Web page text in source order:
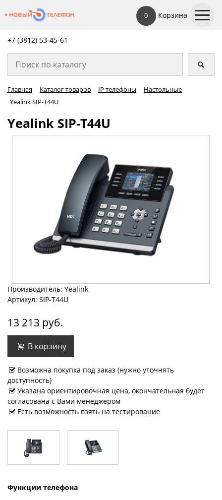
0 Корзина
+7 (3812) 53-45-61
Главная Каталог товаров IP телефоны
Настольные
Yealink SIP-T44U
Yealink SIP-T44U
Производитель: Yealink
Артикул: SIP-T44U
13 213 руб.
В корзину
Возможна покупка под заказ (нужно уточнять
доступность)
Указана ориентировочная цена, окончательная будет
согласована с Вами менеджером
Есть возможность взять на тестирование
Функции телефона